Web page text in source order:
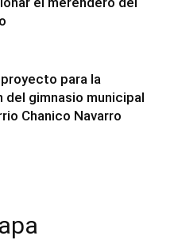
para la
gimnasio municipal
Chanico Navarro